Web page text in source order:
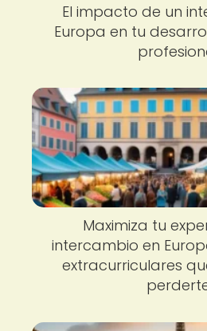
El impacto de un
Europa en tu
Maximiza tu
intercambio en
extracurriculares